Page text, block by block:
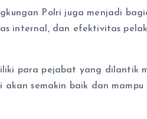
Polri juga menjadi
internal, dan efektivitas
para pejabat yang dilantik
semakin baik dan